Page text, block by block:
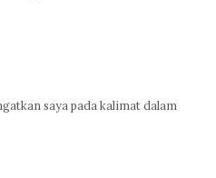
saya pada kalimat dalam